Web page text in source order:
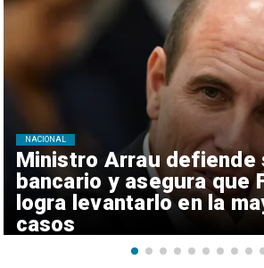
Ministro Arrau defiende
bancario y asegura que
logra levantarlo en la
casos
NACIONAL